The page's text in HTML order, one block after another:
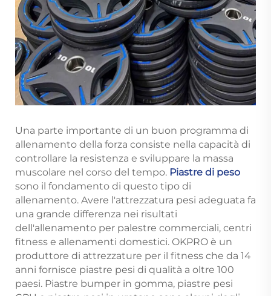
Una parte importante di un buon programma di
allenamento della forza consiste nella capacità di
controllare la resistenza e sviluppare la massa
muscolare nel corso del tempo. Piastre di peso
sono il fondamento di questo tipo di
allenamento. Avere l'attrezzatura pesi adeguata fa
una grande differenza nei risultati
dell'allenamento per palestre commerciali, centri
fitness e allenamenti domestici. OKPRO è un
produttore di attrezzature per il fitness che da 14
anni fornisce piastre pesi di qualità a oltre 100
paesi. Piastre bumper in gomma, piastre pesi